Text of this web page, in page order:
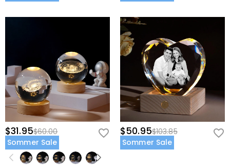
$31.95$60.00
Sommer Sale
$50.95$103.85
Sommer Sale